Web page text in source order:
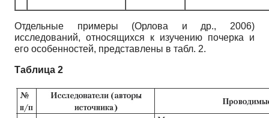
Отдельные примеры (Орлова и др., 2006)
исследований, относящихся к изучению почерка и
его особенностей, представлены в табл. 2.
Таблица 2